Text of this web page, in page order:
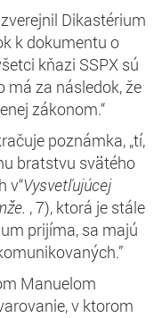
Dikastérium
k dokumentu o
kňazi SSPX sú
má za následok, že
zákonom.“
poznámka, „tí,
bratstvu svätého
v“Vysvetľujúcej
, 7), ktorá je stále
prijíma, sa majú
Manuelom
v ktorom